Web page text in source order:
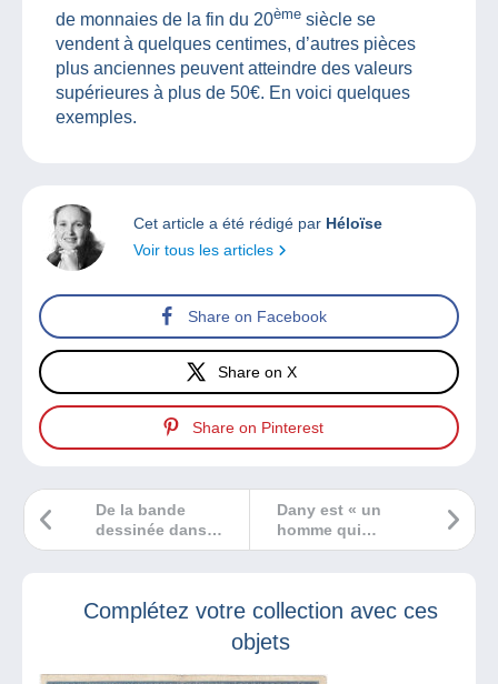
de monnaies de la fin du 20ème siècle se
vendent à quelques centimes, d’autres pièces
plus anciennes peuvent atteindre des valeurs
supérieures à plus de 50€. En voici quelques
exemples.
Cet article a été rédigé par Héloïse
Voir tous les articles
Share on Facebook
Share on X
Share on Pinterest
Dany est « un
homme qui
passe » sur BXFM
De la bande
dessinée dans
l’esprit des comics
Complétez votre collection avec ces
objets